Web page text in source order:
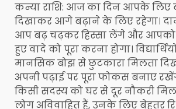
कन्या राशि: आज का दिन आपके लिए
दिखाकर आगे बढ़ाने के लिए रहेगा।
आप बढ़ चढ़कर हिस्सा लेंगे और आपको
हुए वादे को पूरा करना होगा।
मानसिक बोझ से छुटकारा मिलता
अपनी पढ़ाई पर पूरा फोकस बनाए
किसी सदस्य को घर से दूर नौकरी
लोग अविवाहित हैं, उनके लिए बेहतर